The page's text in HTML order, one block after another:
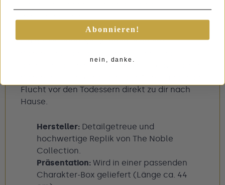
Ob als seltener Neuzugang in deiner
dein "Heiligtümer des Todes"-Cosplay – dieses
Flucht vor den Todessern direkt zu dir nach
Hause.
Hersteller: Detailgetreue und
hochwertige Replik von The Noble
Collection.
Präsentation: Wird in einer passenden
Charakter-Box geliefert (Länge ca. 44
Abonnieren!
nein, danke.